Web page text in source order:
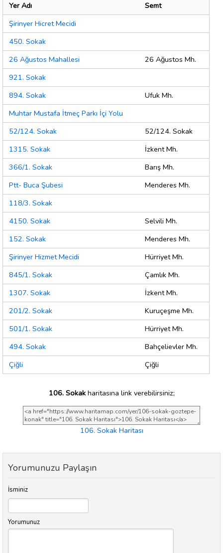
Yer Adı
Semt
Şirinyer Hicret Mecidi
450. Sokak
26 Ağustos Mahallesi
26 Ağustos Mh.
921. Sokak
894. Sokak
Ufuk Mh.
Muhtar Mustafa İtmeç Parkı İçi Yolu
52/124. Sokak
52/124. Sokak
1315. Sokak
İzkent Mh.
366/1. Sokak
Barış Mh.
Ptt- Buca Şubesi
Menderes Mh.
118/3. Sokak
4150. Sokak
Selvili Mh.
152. Sokak
Menderes Mh.
Şirinyer Hizmet Mecidi
Hürriyet Mh.
845/1. Sokak
Çamlık Mh.
1307. Sokak
İzkent Mh.
201/2. Sokak
Kuruçeşme Mh.
501/1. Sokak
Hürriyet Mh.
494. Sokak
Bahçelievler Mh.
Çiğli
Çiğli
106. Sokakharitasına link verebilirsiniz;
106. Sokak Haritası
Yorumunuzu Paylaşın
İsminiz
Yorumunuz